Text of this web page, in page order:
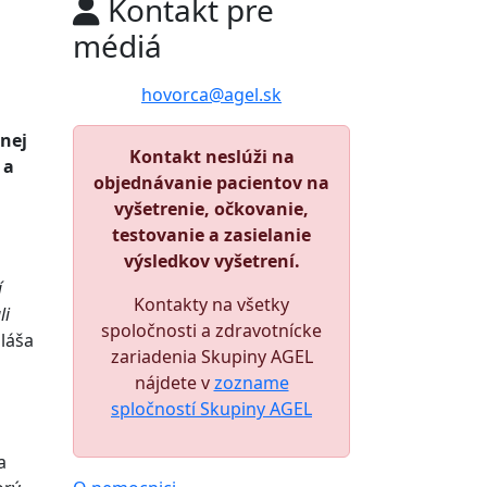
Kontakt pre
médiá
hovorca@agel.sk
Kontakt neslúži na
objednávanie pacientov na
vyšetrenie, očkovanie,
testovanie a zasielanie
výsledkov vyšetrení.
Kontakty na všetky
spoločnosti a zdravotnícke
zariadenia Skupiny AGEL
nájdete vzozname
spločností Skupiny AGEL